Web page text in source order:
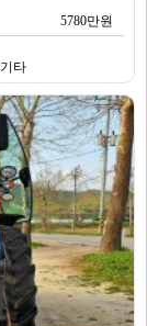
5780만원
타